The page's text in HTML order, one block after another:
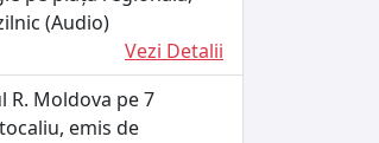
(Audio)
Vezi Detalii
R. Moldova pe 7
emis de